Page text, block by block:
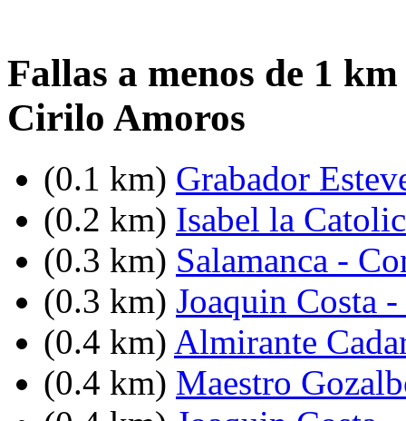
Fallas a menos de 1
Cirilo Amoros
(0.1 km) Grabador
(0.2 km) Isabel la
(0.3 km) Salamanca -
(0.3 km) Joaquin Costa
(0.4 km) Almirante
(0.4 km) Maestro